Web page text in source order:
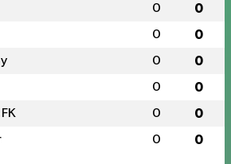
0 0
0 0
0 0
0 0
0 0
0 0